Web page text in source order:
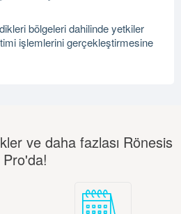
bölgeleri dahilinde yetkiler
işlemlerini gerçekleştirmesine
ve daha fazlası Rönesis
Pro'da!